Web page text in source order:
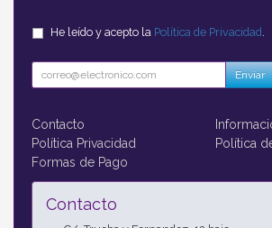
He leído y acepto la Política de Privacidad
Enviar
Contacto
Política Privacidad
Política
Formas de Pago
Contacto